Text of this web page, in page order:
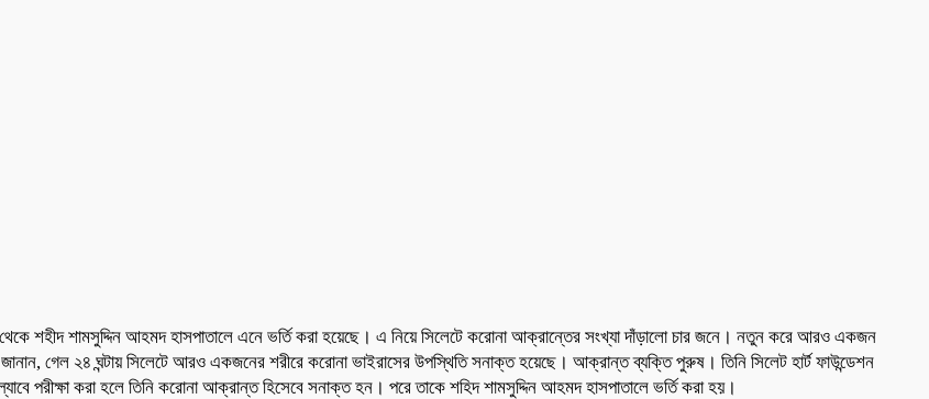
শহীদ শামসুদ্দিন আহমদ হাসপাতালে এনে ভর্তি করা হয়েছে। এ নিয়ে সিলেটে করোনা আক্রান্তের সংখ্যা দাঁড়ালো চার জনে। নতুন করে আরও একজন
গেল ২৪ ঘন্টায় সিলেটে আরও একজনের শরীরে করোনা ভাইরাসের উপস্থিতি সনাক্ত হয়েছে। আক্রান্ত ব্যক্তি পুরুষ। তিনি সিলেট হার্ট ফাউন্ডেশন
পরীক্ষা করা হলে তিনি করোনা আক্রান্ত হিসেবে সনাক্ত হন। পরে তাকে শহিদ শামসুদ্দিন আহমদ হাসপাতালে ভর্তি করা হয়।